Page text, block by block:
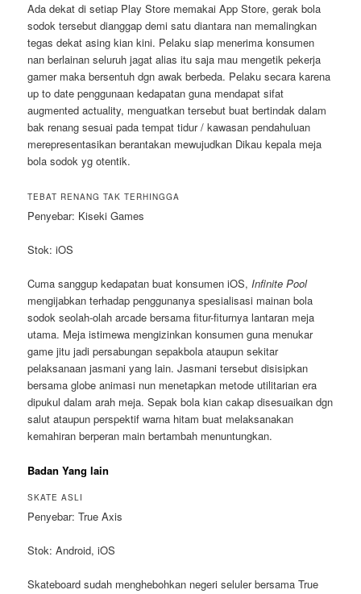
Ada dekat di setiap Play Store memakai App Store, gerak bola
sodok tersebut dianggap demi satu diantara nan memalingkan
tegas dekat asing kian kini. Pelaku siap menerima konsumen
nan berlainan seluruh jagat alias itu saja mau mengetik pekerja
gamer maka bersentuh dgn awak berbeda. Pelaku secara karena
up to date penggunaan kedapatan guna mendapat sifat
augmented actuality, menguatkan tersebut buat bertindak dalam
bak renang sesuai pada tempat tidur / kawasan pendahuluan
merepresentasikan berantakan mewujudkan Dikau kepala meja
bola sodok yg otentik.
TEBAT RENANG TAK TERHINGGA
Penyebar: Kiseki Games
Stok: iOS
Cuma sanggup kedapatan buat konsumen iOS,Infinite Pool
mengijabkan terhadap penggunanya spesialisasi mainan bola
sodok seolah-olah arcade bersama fitur-fiturnya lantaran meja
utama. Meja istimewa mengizinkan konsumen guna menukar
game jitu jadi persabungan sepakbola ataupun sekitar
pelaksanaan jasmani yang lain. Jasmani tersebut disisipkan
bersama globe animasi nun menetapkan metode utilitarian era
dipukul dalam arah meja. Sepak bola kian cakap disesuaikan dgn
salut ataupun perspektif warna hitam buat melaksanakan
kemahiran berperan main bertambah menuntungkan.
Badan Yang lain
SKATE ASLI
Penyebar: True Axis
Stok: Android, iOS
Skateboard sudah menghebohkan negeri seluler bersama True